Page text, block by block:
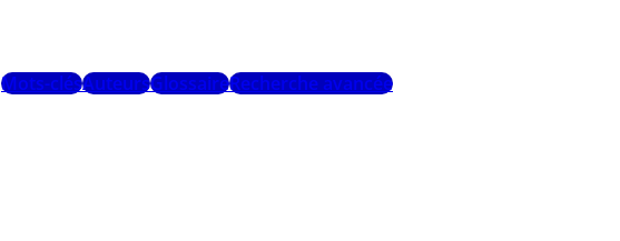
Mots-clésAuteursGlossaireRecherche avancée